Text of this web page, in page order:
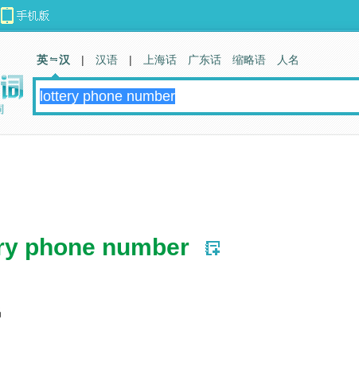
phone number
英 汉 | 汉语 | 上海话 广东话 缩略语 人名